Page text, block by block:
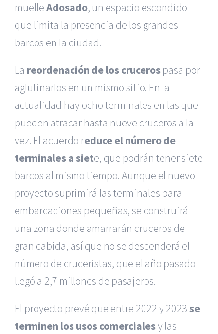
muelleAdosado, un espacio escondido
que limita la presencia de los grandes
barcos en la ciudad.
La reordenación de los cruceros pasa por
aglutinarlos en un mismo sitio. En la
actualidad hay ocho terminales en las que
pueden atracar hasta nueve cruceros a la
vez. El acuerdo reduce el número de
terminales a siete, que podrán tener siete
barcos al mismo tiempo. Aunque el nuevo
proyecto suprimirá las terminales para
embarcaciones pequeñas, se construirá
una zona donde amarrarán cruceros de
gran cabida, así que no se descenderá el
número de cruceristas, que el año pasado
llegó a 2,7 millones de pasajeros.
El proyecto prevé que entre 2022 y 2023se
terminen los usos comercialesy las